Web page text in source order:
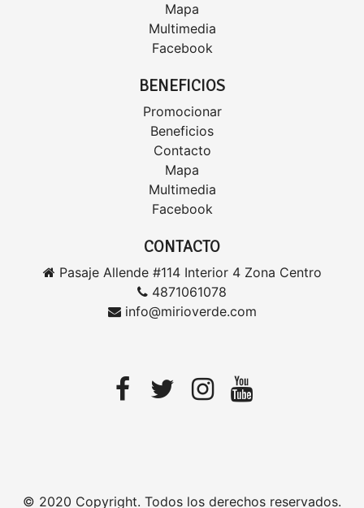
Mapa
Multimedia
Facebook
BENEFICIOS
Promocionar
Beneficios
Contacto
Mapa
Multimedia
Facebook
CONTACTO
Pasaje Allende #114 Interior 4 Zona Centro
4871061078
info@mirioverde.com
© 2020 Copyright. Todos los derechos reservados.